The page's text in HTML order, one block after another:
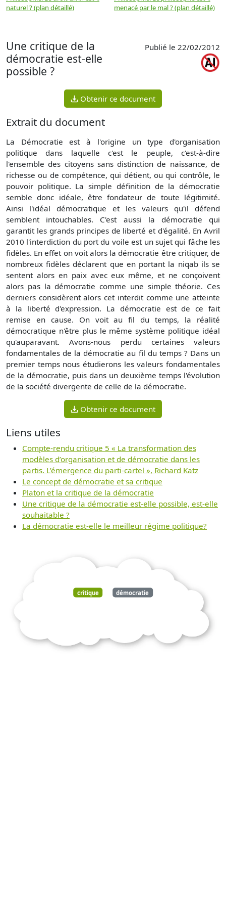
naturel ? (plan détaillé)
menacé par le mal ? (plan détaillé)
Une critique de la
démocratie est-elle
possible ?
Publié le 22/02/2012
Obtenir ce document
Extrait du document
La Démocratie est à l'origine un type d'organisation
politique dans laquelle c'est le peuple, c'est-à-dire
l'ensemble des citoyens sans distinction de naissance, de
richesse ou de compétence, qui détient, ou qui contrôle, le
pouvoir politique. La simple définition de la démocratie
semble donc idéale, être fondateur de toute légitimité.
Ainsi l'idéal démocratique et les valeurs qu'il défend
semblent intouchables. C'est aussi la démocratie qui
garantit les grands principes de liberté et d'égalité. En Avril
2010 l'interdiction du port du voile est un sujet qui fâche les
fidèles. En effet on voit alors la démocratie être critiquer, de
nombreux fidèles déclarent que en portant la niqab ils se
sentent alors en paix avec eux même, et ne conçoivent
alors pas la démocratie comme une simple théorie. Ces
derniers considèrent alors cet interdit comme une atteinte
à la liberté d'expression. La démocratie est de ce fait
remise en cause. On voit au fil du temps, la réalité
démocratique n'être plus le même système politique idéal
qu'auparavant. Avons-nous perdu certaines valeurs
fondamentales de la démocratie au fil du temps ? Dans un
premier temps nous étudierons les valeurs fondamentales
de la démocratie, puis dans un deuxième temps l'évolution
de la société divergente de celle de la démocratie.
Obtenir ce document
Liens utiles
Compte-rendu critique 5 « La transformation des
modèles d’organisation et de démocratie dans les
partis. L’émergence du parti-cartel », Richard Katz
Le concept de démocratie et sa critique
Platon et la critique de la démocratie
Une critique de la démocratie est-elle possible, est-elle
souhaitable ?
La démocratie est-elle le meilleur régime politique?
critique démocratie